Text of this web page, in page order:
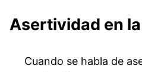
Asertividad en
Cuando se habla de